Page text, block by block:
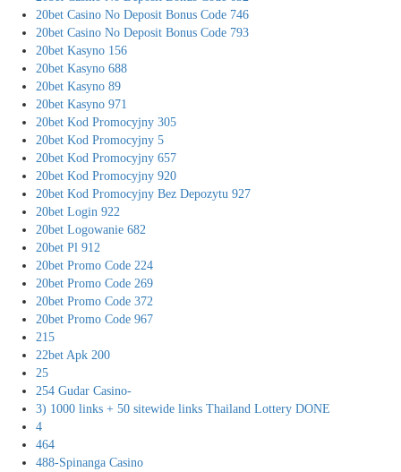
20bet Casino No Deposit Bonus Code 746
20bet Casino No Deposit Bonus Code 793
20bet Kasyno 156
20bet Kasyno 688
20bet Kasyno 89
20bet Kasyno 971
20bet Kod Promocyjny 305
20bet Kod Promocyjny 5
20bet Kod Promocyjny 657
20bet Kod Promocyjny 920
20bet Kod Promocyjny Bez Depozytu 927
20bet Login 922
20bet Logowanie 682
20bet Pl 912
20bet Promo Code 224
20bet Promo Code 269
20bet Promo Code 372
20bet Promo Code 967
215
22bet Apk 200
25
254 Gudar Casino-
3) 1000 links + 50 sitewide links Thailand Lottery DONE
4
464
488-Spinanga Casino